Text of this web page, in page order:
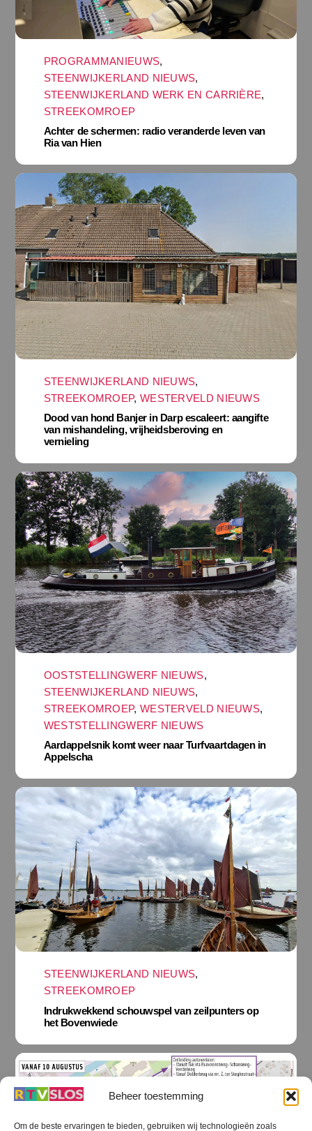
Beheer toestemming
Om de beste ervaringen te bieden, gebruiken wij technologieën zoals
PROGRAMMANIEUWS,
STEENWIJKERLAND NIEUWS,
STEENWIJKERLAND WERK EN CARRIÈRE,
STREEKOMROEP
Achter de schermen: radio veranderde leven van
Ria van Hien
STEENWIJKERLAND NIEUWS,
STREEKOMROEP, WESTERVELD NIEUWS
Dood van hond Banjer in Darp escaleert: aangifte
van mishandeling, vrijheidsberoving en
vernieling
OOSTSTELLINGWERF NIEUWS,
STEENWIJKERLAND NIEUWS,
STREEKOMROEP, WESTERVELD NIEUWS,
WESTSTELLINGWERF NIEUWS
Aardappelsnik komt weer naar Turfvaartdagen in
Appelscha
STEENWIJKERLAND NIEUWS,
STREEKOMROEP
Indrukwekkend schouwspel van zeilpunters op
het Bovenwiede